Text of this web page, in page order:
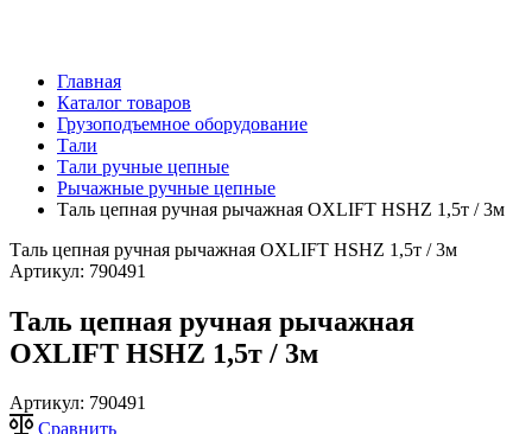
Главная
Каталог товаров
Грузоподъемное оборудование
Тали
Тали ручные цепные
Рычажные ручные цепные
Таль цепная ручная рычажная OXLIFT HSHZ 1,5т / 3м
Таль цепная ручная рычажная OXLIFT HSHZ 1,5т / 3м
Артикул: 790491
Таль цепная ручная рычажная
OXLIFT HSHZ 1,5т / 3м
Артикул: 790491
Сравнить